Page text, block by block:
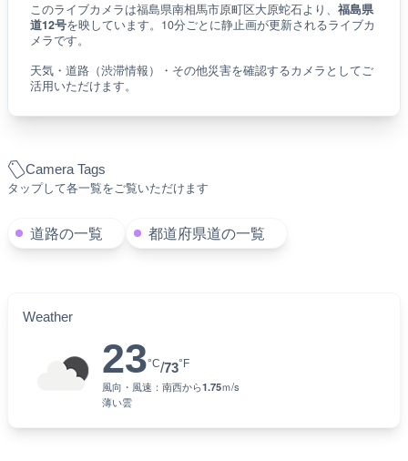
Camera Tags
タップして各一覧をご覧いただけます
道路の一覧 都道府県道の一覧
Weather
23°C/73°F
風向・風速： 南西から1.75ｍ/s
薄い雲
このライブカメラは福島県南相馬市原町区大原蛇石より、 福島県
道12号を映しています。10分ごとに静止画が更新されるライブカ
メラです。
天気・道路（渋滞情報）・その他災害を確認するカメラとしてご
活用いただけます。